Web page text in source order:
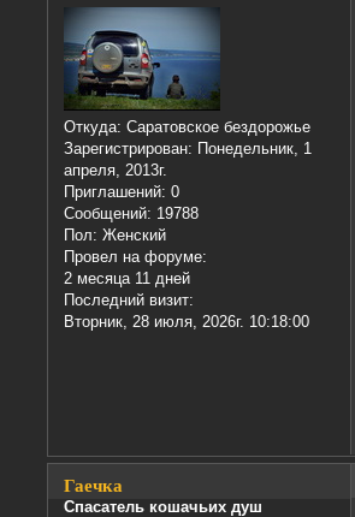
Откуда: Саратовское бездорожье
Зарегистрирован: Понедельник, 1
апреля, 2013г.
Приглашений: 0
Сообщений: 19788
Пол: Женский
Провел на форуме:
2 месяца 11 дней
Последний визит:
Вторник, 28 июля, 2026г. 10:18:00
Гаечка
Спасатель кошачьих душ